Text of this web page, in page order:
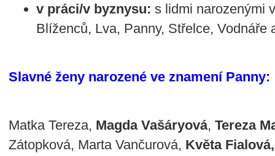
v práci/v byznysu: s lidmi narozenými
Blíženců, Lva, Panny, Střelce, Vodnáře
Slavné ženy narozené ve znamení Panny:
Matka Tereza, Magda Vašáryová, Tereza
Zátopková, Marta Vančurová, Květa Fialová,